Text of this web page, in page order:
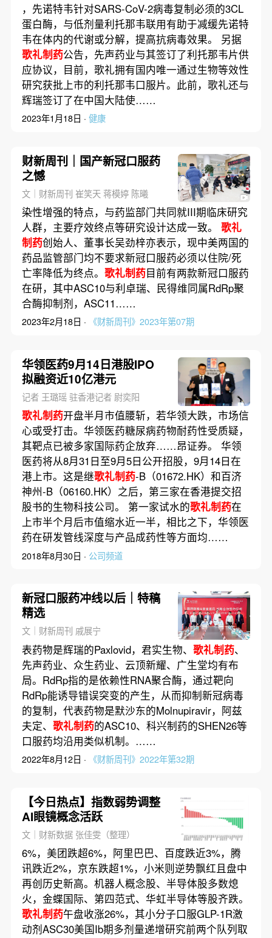
，先诺特韦针对SARS-CoV-2病毒复制必须的3CL
蛋白酶，与低剂量利托那韦联用有助于减缓先诺特
韦在体内的代谢或分解，提高抗病毒效果。 另据
歌礼制药公告，先声药业与其签订了利托那韦片供
应协议，目前，歌礼拥有国内唯一通过生物等效性
研究获批上市的利托那韦口服片。此前，歌礼还与
辉瑞签订了在中国大陆使……
2023年1月18日 · 健康
财新周刊｜国产新冠口服药
之憾
文｜财新周刊 崔笑天 蒋模婷 陈曦
染性增强的特点，与药监部门共同就III期临床研究
人群，主要疗效终点等研究设计达成一致。 歌礼
制药创始人、董事长吴劲梓亦表示，现中美两国的
药品监管部门均不要求新冠口服药必须以住院/死
亡率降低为终点。 歌礼制药目前有两款新冠口服药
在研，其中ASC10与利卓瑞、民得维同属RdRp聚
合酶抑制剂，ASC11……
2023年2月18日 · 《财新周刊》2023年第07期
华领医药9月14日港股IPO
拟融资近10亿港元
记者 王璐瑶 驻香港记者 尉奕阳
歌礼制药开盘半月市值腰斩，若华领大跌，市场信
心或受打击。华领医药糖尿病药物耐药性受质疑，
其靶点已被多家国际药企放弃……昂证券。 华领
医药将从8月31日至9月5日公开招股，9月14日在
港上市。这是继歌礼制药-B（01672.HK）和百济
神州-B（06160.HK）之后，第三家在香港提交招
股书的生物科技公司。 第一家试水的歌礼制药在
上市半个月后市值缩水近一半，相比之下，华领医
药在研发管线深度与产品成药性等方面均……
2018年8月30日 · 公司频道
新冠口服药冲线以后｜特稿
精选
文｜财新周刊 戚展宁
表药物是辉瑞的Paxlovid，君实生物、 歌礼制药、
先声药业、众生药业、云顶新耀、广生堂均有布
局。RdRp指的是依赖性RNA聚合酶，通过靶向
RdRp能诱导错误突变的产生，从而抑制新冠病毒
的复制，代表药物是默沙东的Molnupiravir，阿兹
夫定、 歌礼制药的ASC10、科兴制药的SHEN26等
口服药均沿用类似机制。……
2022年8月12日 · 《财新周刊》2022年第32期
【今日热点】指数弱势调整
AI眼镜概念活跃
文｜财新数据 张佳雯（整理）
6%，美团跌超6%，阿里巴巴、百度跌近3%，腾
讯跌近2%，京东跌超1%，小米则逆势飘红且盘中
再创历史新高。机器人概念股、半导体股多数熄
火，金蝶国际、第四范式、华虹半导体等股齐跌。
歌礼制药午盘收涨26%，其小分子口服GLP-1R激
动剂ASC30美国Ib期多剂量递增研究前两个队列取